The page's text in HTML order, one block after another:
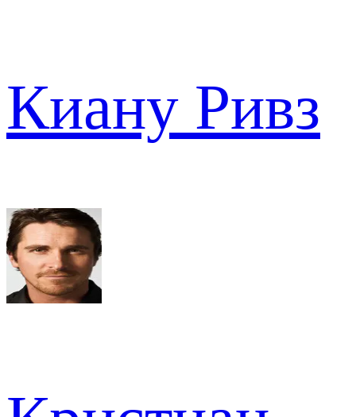
Киану Ривз